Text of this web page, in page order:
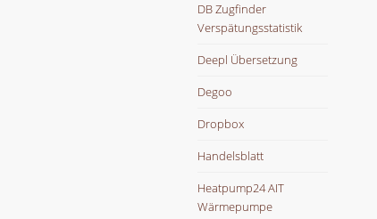
DB Zugfinder
Verspätungsstatistik
Deepl Übersetzung
Degoo
Dropbox
Handelsblatt
Heatpump24 AIT
Wärmepumpe